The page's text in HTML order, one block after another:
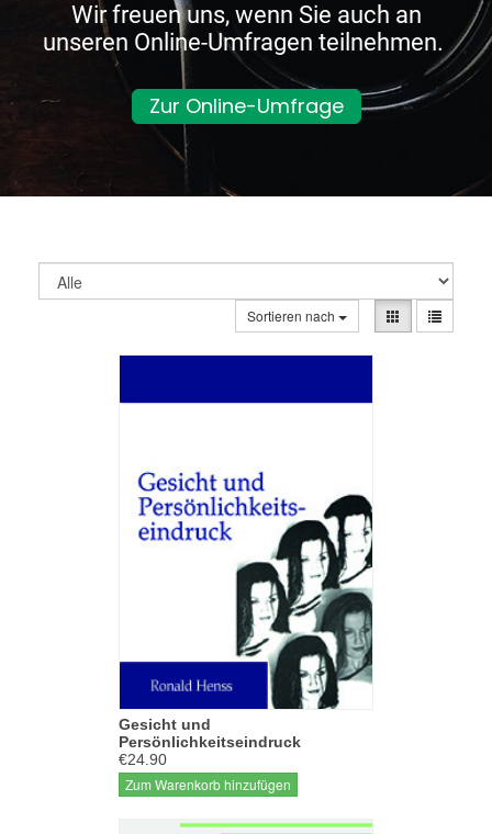
Wir freuen uns, wenn Sie auch an
unseren Online-Umfragen teilnehmen.
Zur Online-Umfrage
Sortieren nach
Gesicht und
Persönlichkeitseindruck
€24.90
Zum Warenkorb hinzufügen